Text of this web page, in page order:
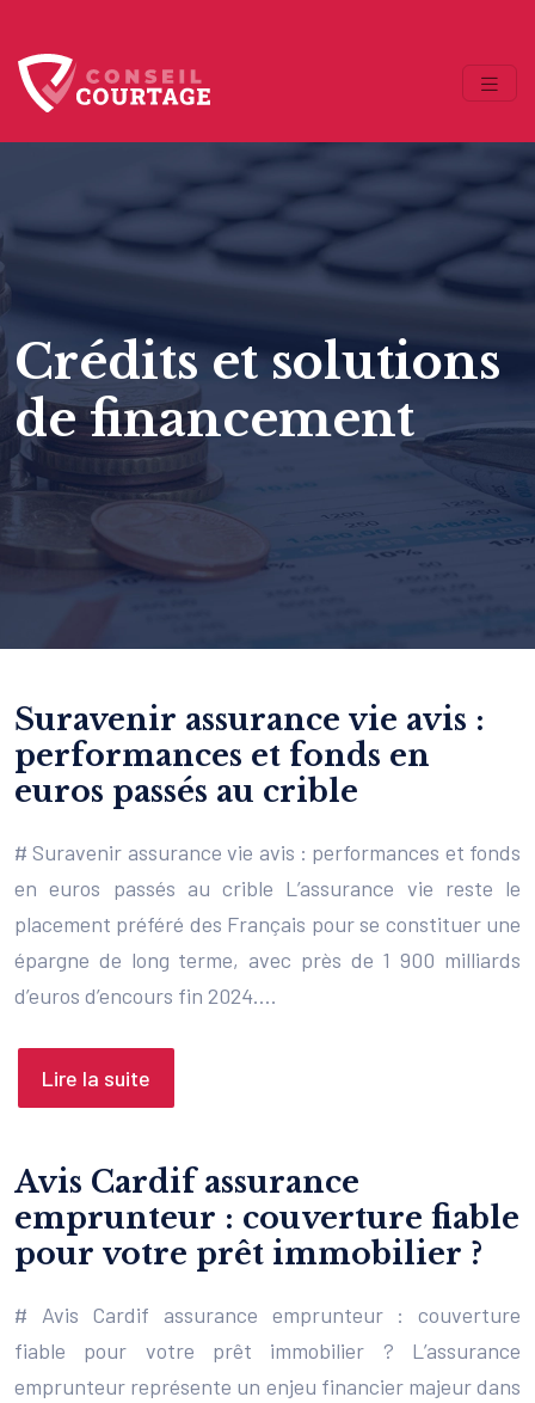
Crédits et solutions
de financement
Suravenir assurance vie avis :
performances et fonds en
euros passés au crible
# Suravenir assurance vie avis : performances et fonds
en euros passés au crible L’assurance vie reste le
placement préféré des Français pour se constituer une
épargne de long terme, avec près de 1 900 milliards
d’euros d’encours fin 2024….
Lire la suite
Avis Cardif assurance
emprunteur : couverture fiable
pour votre prêt immobilier ?
# Avis Cardif assurance emprunteur : couverture
fiable pour votre prêt immobilier ? L’assurance
emprunteur représente un enjeu financier majeur dans